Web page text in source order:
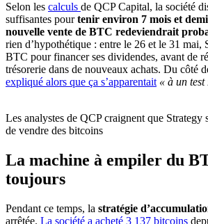
Selon les calculs de QCP Capital, la société
suffisantes pourtenir environ 7 mois et demi
nouvelle vente de BTC redeviendrait
rien d’hypothétique : entre le 26 et le 31 mai,
BTC pour financer ses dividendes, avant de
trésorerie dans de nouveaux achats. Du côté
expliqué alors que ça s’apparentait « à un test
Les analystes de QCP craignent que Strategy
de vendre des bitcoins
La machine à empiler du
toujours
Pendant ce temps, la stratégie
arrêtée. La société a acheté 3 137 bitcoins